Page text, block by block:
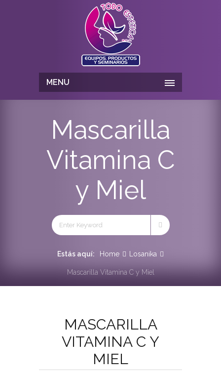
MENU
Mascarilla
Vitamina C
y Miel
Estás aquí: Home Losanika
Mascarilla Vitamina C y Miel
MASCARILLA
VITAMINA C Y
MIEL